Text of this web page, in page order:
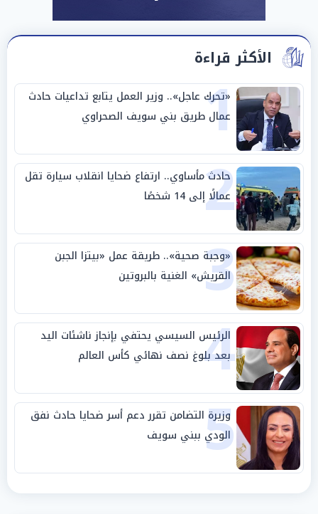
الأكثر قراءة
1
«تحرك عاجل».. وزير العمل يتابع تداعيات حادث
عمال طريق بني سويف الصحراوي
2
حادث مأساوي.. ارتفاع ضحايا انقلاب سيارة تقل
عمالًا إلى 14 شخصًا
3
«وجبة صحية».. طريقة عمل «بيتزا الجبن
القريش» الغنية بالبروتين
4
الرئيس السيسي يحتفي بإنجاز ناشئات اليد
بعد بلوغ نصف نهائي كأس العالم
5
وزيرة التضامن تقرر دعم أسر ضحايا حادث نفق
الودي ببني سويف